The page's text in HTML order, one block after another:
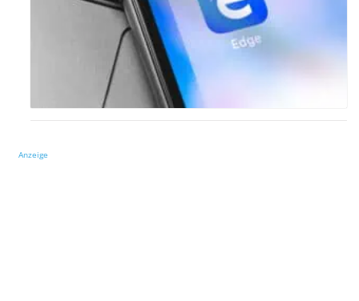
Anzeige